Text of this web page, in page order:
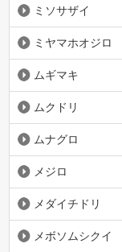
ミソサザイ
ミヤマホオジロ
ムギマキ
ムクドリ
ムナグロ
メジロ
メダイチドリ
メボソムシクイ